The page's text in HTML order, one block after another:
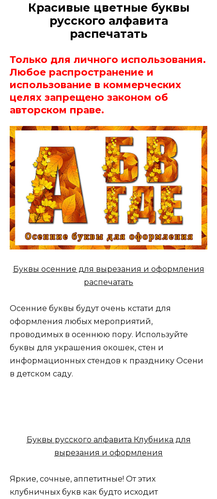
Красивые цветные буквы
русского алфавита
распечатать
Только для личного использования.
Любое распространение и
использование в коммерческих
целях запрещено законом об
авторском праве.
Буквы осенние для вырезания и оформления
распечатать
Осенние буквы будут очень кстати для
оформления любых мероприятий,
проводимых в осеннюю пору. Используйте
буквы для украшения окошек, стен и
информационных стендов к празднику Осени
в детском саду.
Буквы русского алфавита Клубника для
вырезания и оформления
Яркие, сочные, аппетитные! От этих
клубничных букв как будто исходит